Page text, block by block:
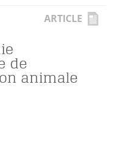
ARTICLE
de
animale